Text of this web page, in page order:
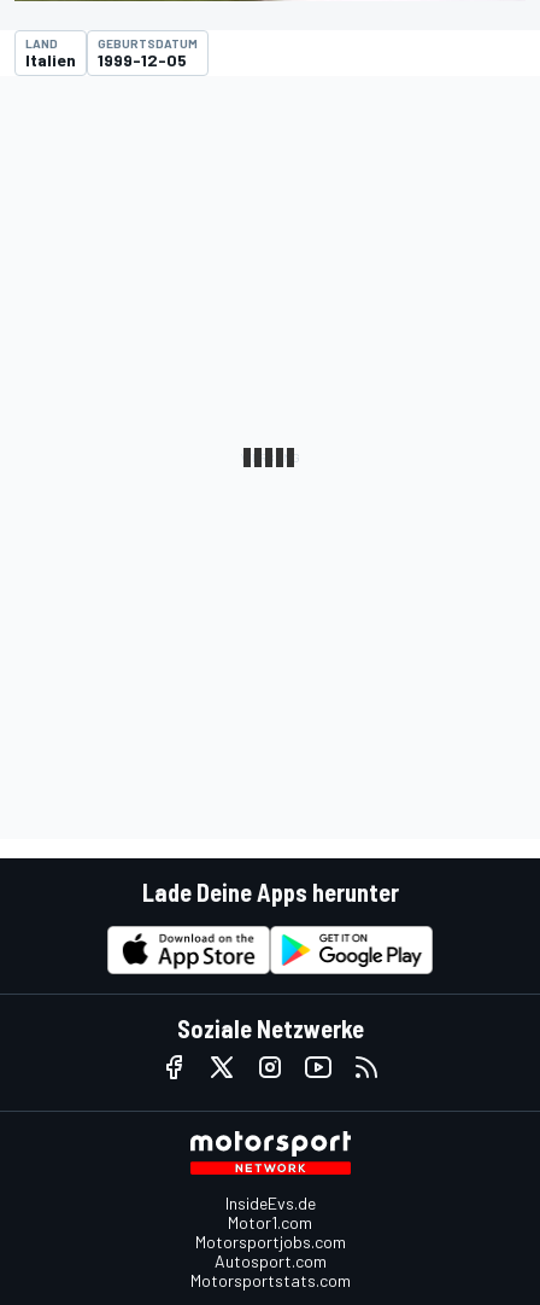
LAND
Italien
GEBURTSDATUM
1999-12-05
Lade Deine Apps herunter
Soziale Netzwerke
InsideEvs.de
Motor1.com
Motorsportjobs.com
Autosport.com
Motorsportstats.com